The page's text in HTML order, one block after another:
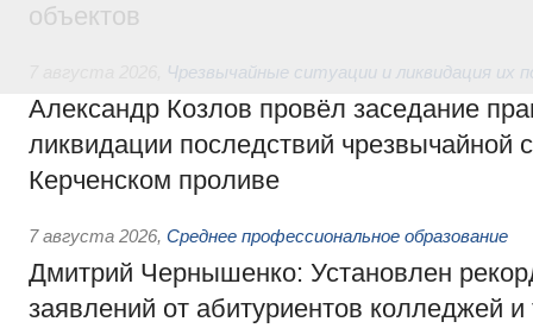
объектов
Чрезвычайные ситуации и ликвидация их
Александр Козлов провёл заседание
ликвидации последствий чрезвычайной
Керченском проливе
7 августа 2026, Среднее профессиональное образование
Дмитрий Чернышенко: Установлен
заявлений от абитуриентов колледжей и